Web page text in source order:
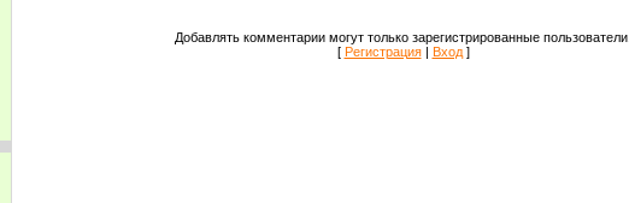
Добавлять комментарии могут только зарегистрированные пользователи.
[ Регистрация| Вход]